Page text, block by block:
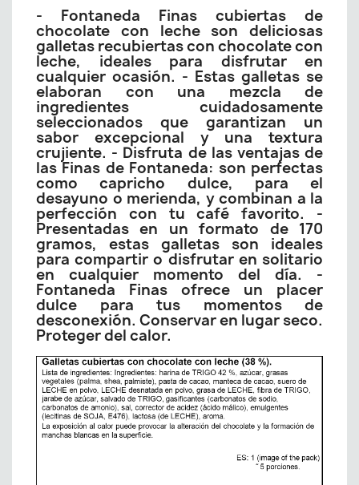
- Fontaneda Finas cubiertas de
chocolate con leche son deliciosas
galletas recubiertas con chocolate con
leche, ideales para disfrutar en
cualquier ocasión. - Estas galletas se
elaboran con una mezcla de
ingredientes cuidadosamente
seleccionados que garantizan un
sabor excepcional y una textura
crujiente. - Disfruta de las ventajas de
las Finas de Fontaneda: son perfectas
como capricho dulce, para el
desayuno o merienda, y combinan a la
perfección con tu café favorito. -
Presentadas en un formato de 170
gramos, estas galletas son ideales
para compartir o disfrutar en solitario
en cualquier momento del día. -
Fontaneda Finas ofrece un placer
dulce para tus momentos de
desconexión. Conservar en lugar seco.
Proteger del calor.